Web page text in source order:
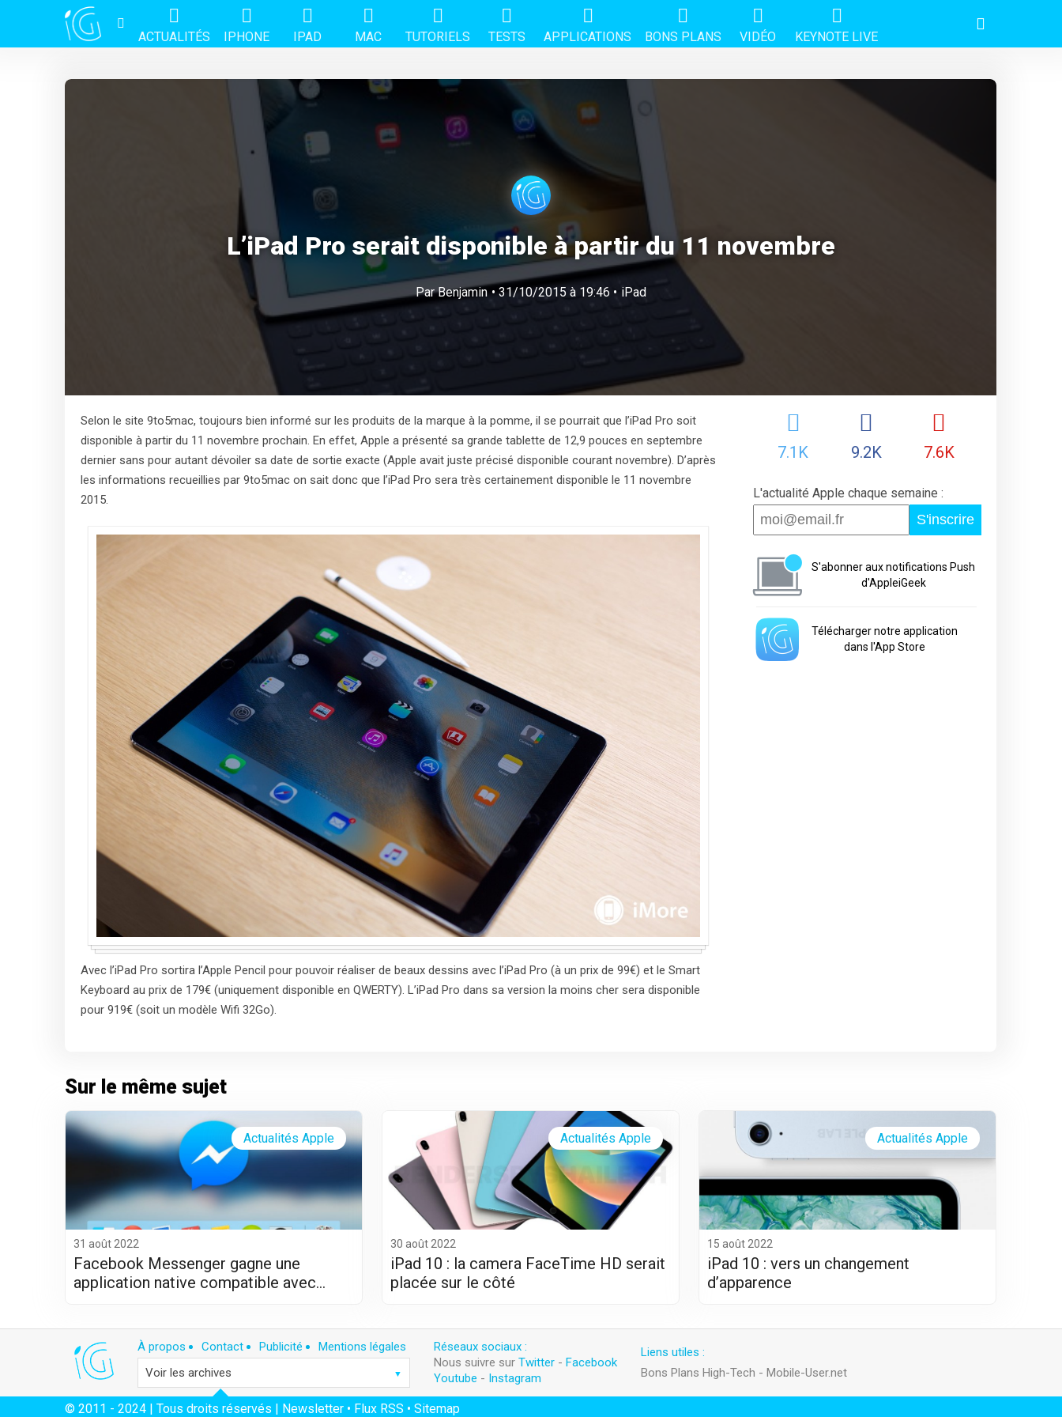
ACTUALITÉS IPHONE IPAD MAC TUTORIELS TESTS APPLICATIONS BONS PLANS VIDÉO KEYNOTE LIVE
L’iPad Pro serait disponible à partir du 11 novembre
ParBenjamin • 31/10/2015 à 19:46 • iPad
Selon le site 9to5mac, toujours bien informé sur les produits de la marque à la pomme, il se pourrait que l’iPad Pro soit
disponible à partir du 11 novembre prochain. En effet, Apple a présenté sa grande tablette de 12,9 pouces en septembre
dernier sans pour autant dévoiler sa date de sortie exacte (Apple avait juste précisé disponible courant novembre). D’après
les informations recueillies par 9to5mac on sait donc que l’iPad Pro sera très certainement disponible le 11 novembre
2015.
Avec l’iPad Pro sortira l’Apple Pencil pour pouvoir réaliser de beaux dessins avec l’iPad Pro (à un prix de 99€) et le Smart
Keyboard au prix de 179€ (uniquement disponible en QWERTY). L’iPad Pro dans sa version la moins cher sera disponible
pour 919€ (soit un modèle Wifi 32Go).
7.1K 9.2K 7.6K
L'actualité Apple chaque semaine :
S'inscrire
S'abonner aux notifications Push
d'AppleiGeek
Télécharger notre application
dans l'App Store
Sur le même sujet
31 août 2022
Facebook Messenger gagne une
application native compatible avec
Actualités Apple
30 août 2022
iPad 10 : la camera FaceTime HD serait
placée sur le côté
Actualités Apple
15 août 2022
iPad 10 : vers un changement
d’apparence
Actualités Apple
À propos Contact Publicité Mentions légales
Réseaux sociaux :
Nous suivre sur Twitter - Facebook
Youtube - Instagram
Liens utiles :
Bons Plans High-Tech - Mobile-User.net
© 2011 - 2024 | Tous droits réservés | Newsletter • Flux RSS • Sitemap